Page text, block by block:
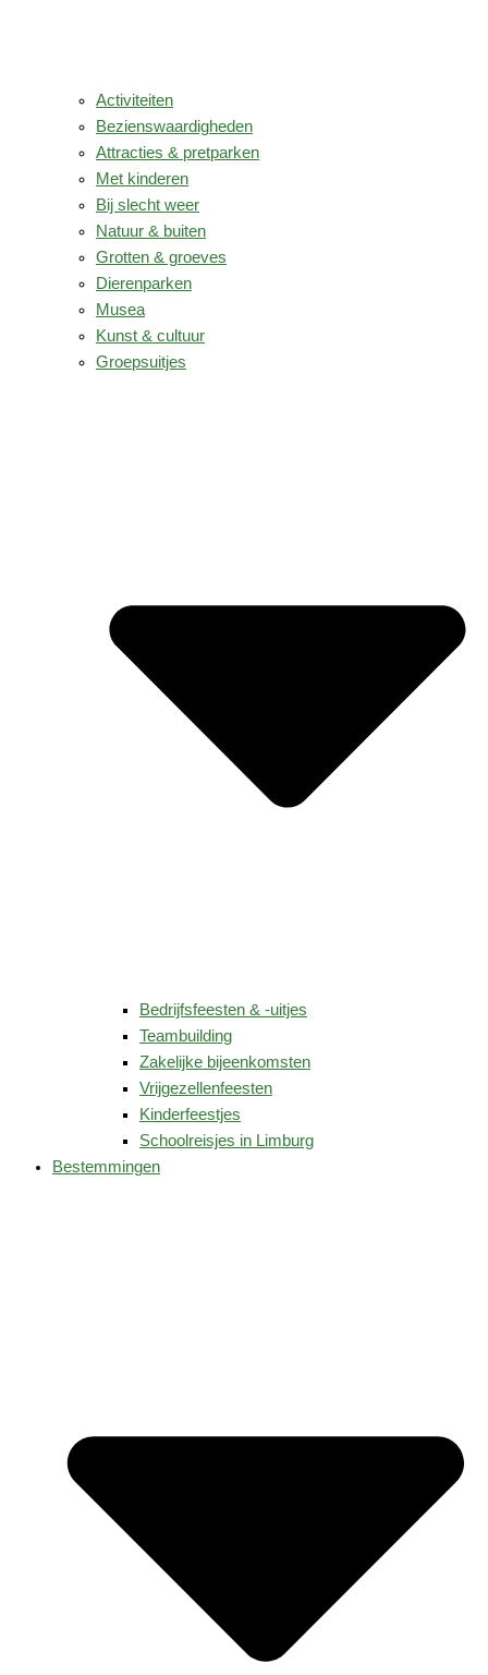
Activiteiten
Bezienswaardigheden
Attracties & pretparken
Met kinderen
Bij slecht weer
Natuur & buiten
Grotten & groeves
Dierenparken
Musea
Kunst & cultuur
Groepsuitjes
Bedrijfsfeesten & -uitjes
Teambuilding
Zakelijke bijeenkomsten
Vrijgezellenfeesten
Kinderfeestjes
Schoolreisjes in Limburg
Bestemmingen